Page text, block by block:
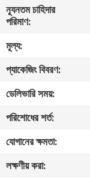
কারখানা
মান
নিয়ন্ত্রণ
করুন
ন্যূনতম চাহিদার
পরিমাণ:
মূল্য:
প্যাকেজিং বিবরণ:
ডেলিভারি সময়:
পরিশোধের শর্ত:
যোগানের ক্ষমতা:
লক্ষণীয় করা: